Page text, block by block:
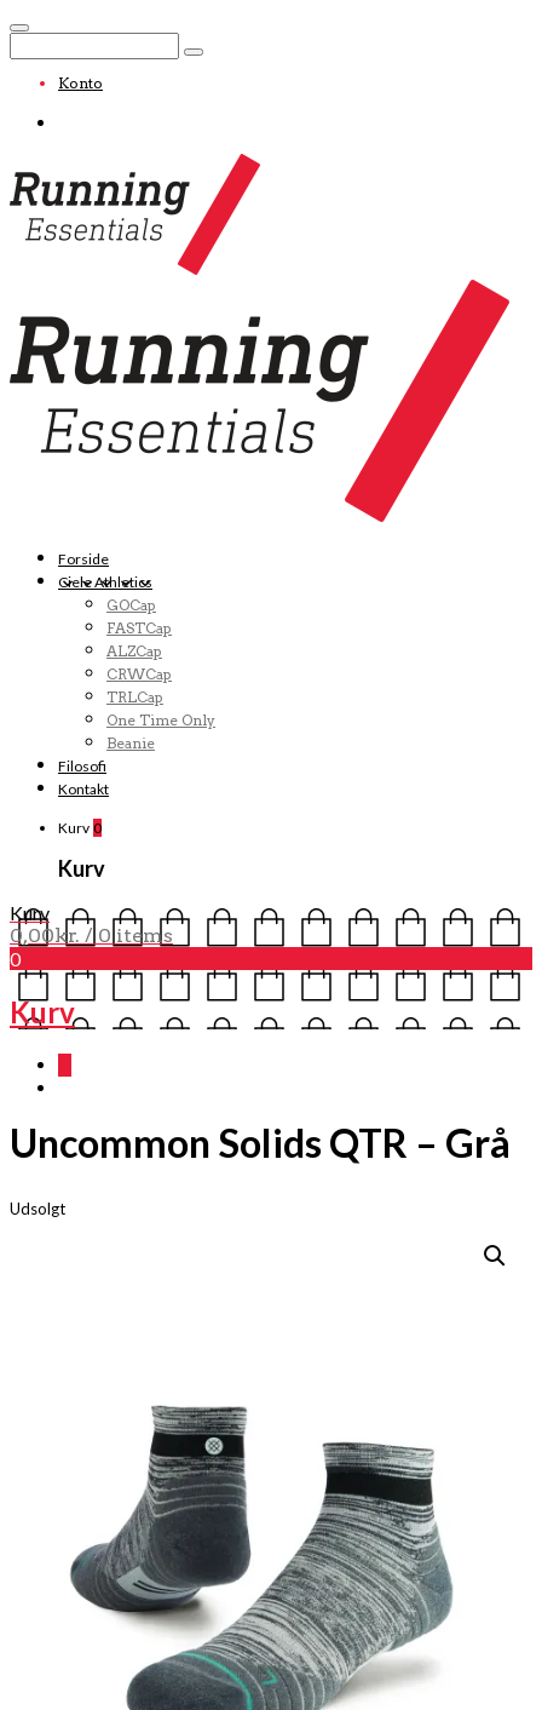
Konto
Forside
Ciele Athletics
GOCap
FASTCap
ALZCap
CRWCap
TRLCap
One Time Only
Beanie
Filosofi
Kontakt
Kurv 0
Kurv
Kurv
0,00kr. / 0 items
0
Kurv
Uncommon Solids QTR – Grå
Udsolgt